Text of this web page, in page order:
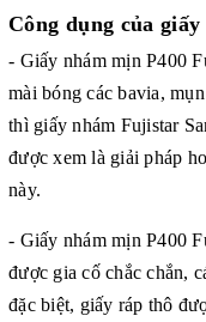
Công dụng của
- Giấy nhám mịn P400
mài bóng các bavia,
thì giấy nhám Fujistar
được xem là giải pháp
này.
- Giấy nhám mịn P400
được gia cố chắc chắn,
đặc biệt, giấy ráp thô